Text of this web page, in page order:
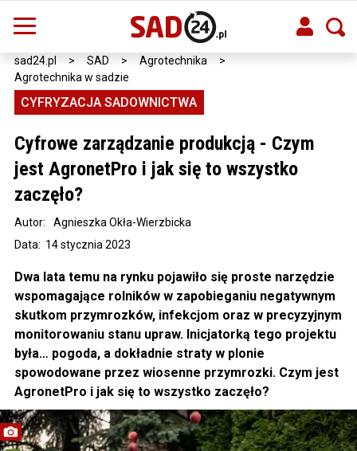
sad24.pl > SAD > Agrotechnika
>
Agrotechnika w sadzie
CYFRYZACJA SADOWNICTWA
Cyfrowe zarządzanie produkcją - Czym
jest AgronetPro i jak się to wszystko
zaczęło?
Data: 14 stycznia 2023
Autor: Agnieszka Okła-Wierzbicka
Dwa lata temu na rynku pojawiło się proste narzędzie
wspomagające rolników w zapobieganiu negatywnym
skutkom przymrozków, infekcjom oraz w precyzyjnym
monitorowaniu stanu upraw. Inicjatorką tego projektu
była… pogoda, a dokładnie straty w plonie
spowodowane przez wiosenne przymrozki. Czym jest
AgronetPro i jak się to wszystko zaczęło?